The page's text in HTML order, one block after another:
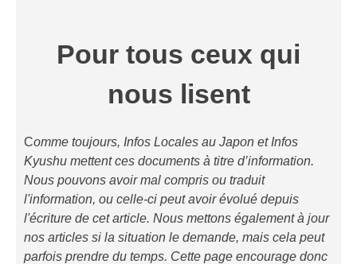
Pour tous ceux qui
nous lisent
Comme toujours, Infos Locales au Japon et Infos
Kyushu mettent ces documents à titre d’information.
Nous pouvons avoir mal compris ou traduit
l'information, ou celle-ci peut avoir évolué depuis
l'écriture de cet article. Nous mettons également à jour
nos articles si la situation le demande, mais cela peut
parfois prendre du temps. Cette page encourage donc